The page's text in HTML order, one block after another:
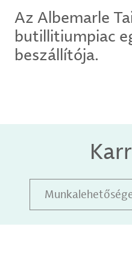
Az Albemarle
butillitiumpiac
beszállítója.